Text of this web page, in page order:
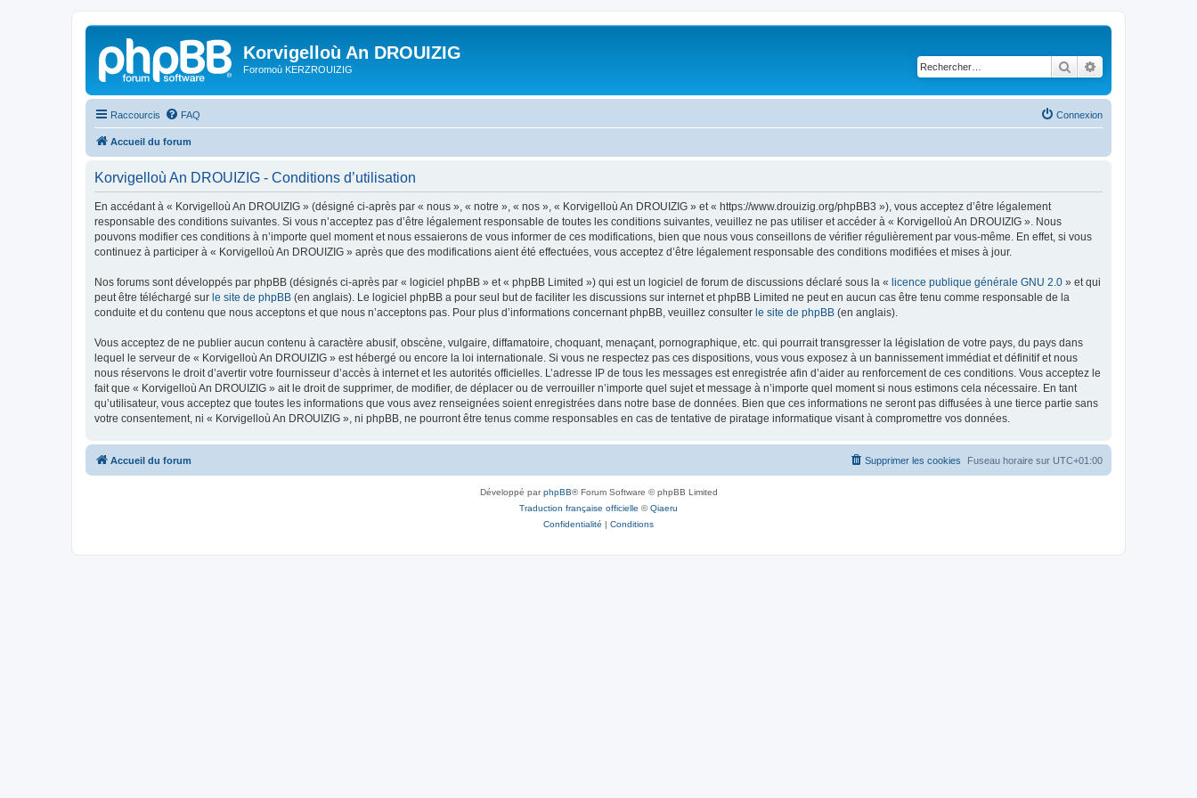
Korvigelloù An DROUIZIG
Foromoù KERZROUIZIG Rechercher
Raccourcis FAQ Connexion
Accueil du forum
Korvigelloù An DROUIZIG - Conditions d’utilisation
En accédant à « Korvigelloù An DROUIZIG » (désigné ci-après par « nous », « notre », « nos », « Korvigelloù An DROUIZIG » et « https://www.drouizig.org/phpBB3 »), vous acceptez d’être légalement
responsable des conditions suivantes. Si vous n’acceptez pas d’être légalement responsable de toutes les conditions suivantes, veuillez ne pas utiliser et accéder à « Korvigelloù An DROUIZIG ». Nous
pouvons modifier ces conditions à n’importe quel moment et nous essaierons de vous informer de ces modifications, bien que nous vous conseillons de vérifier régulièrement par vous-même. En effet, si vous
continuez à participer à « Korvigelloù An DROUIZIG » après que des modifications aient été effectuées, vous acceptez d’être légalement responsable des conditions modifiées et mises à jour.
Nos forums sont développés par phpBB (désignés ci-après par « logiciel phpBB » et « phpBB Limited ») qui est un logiciel de forum de discussions déclaré sous la « licence publique générale GNU 2.0 » et qui
peut être téléchargé sur le site de phpBB (en anglais). Le logiciel phpBB a pour seul but de faciliter les discussions sur internet et phpBB Limited ne peut en aucun cas être tenu comme responsable de la
conduite et du contenu que nous acceptons et que nous n’acceptons pas. Pour plus d’informations concernant phpBB, veuillez consulter le site de phpBB (en anglais).
Vous acceptez de ne publier aucun contenu à caractère abusif, obscène, vulgaire, diffamatoire, choquant, menaçant, pornographique, etc. qui pourrait transgresser la législation de votre pays, du pays dans
lequel le serveur de « Korvigelloù An DROUIZIG » est hébergé ou encore la loi internationale. Si vous ne respectez pas ces dispositions, vous vous exposez à un bannissement immédiat et définitif et nous
nous réservons le droit d’avertir votre fournisseur d’accès à internet et les autorités officielles. L’adresse IP de tous les messages est enregistrée afin d’aider au renforcement de ces conditions. Vous acceptez le
fait que « Korvigelloù An DROUIZIG » ait le droit de supprimer, de modifier, de déplacer ou de verrouiller n’importe quel sujet et message à n’importe quel moment si nous estimons cela nécessaire. En tant
qu’utilisateur, vous acceptez que toutes les informations que vous avez renseignées soient enregistrées dans notre base de données. Bien que ces informations ne seront pas diffusées à une tierce partie sans
votre consentement, ni « Korvigelloù An DROUIZIG », ni phpBB, ne pourront être tenus comme responsables en cas de tentative de piratage informatique visant à compromettre vos données.
Accueil du forum Fuseau horaire sur UTC+01:00
Supprimer les cookies
Développé parphpBB® Forum Software © phpBB Limited
Traduction française officielle ©Qiaeru
Confidentialité | Conditions